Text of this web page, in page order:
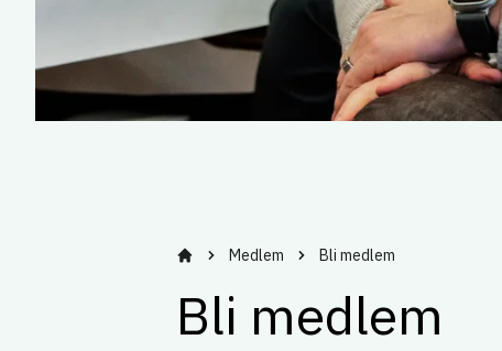
Medlem Bli medlem
Bli medlem